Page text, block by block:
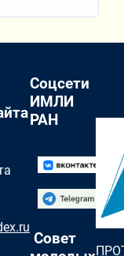
Соцсети
ИМЛИ
РАН
Совет